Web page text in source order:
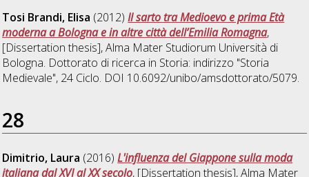
Tosi Brandi, Elisa (2012)Il sarto tra Medioevo e prima Età
moderna a Bologna e in altre città dell’Emilia Romagna,
[Dissertation thesis], Alma Mater Studiorum Università di
Bologna. Dottorato di ricerca in Storia: indirizzo "Storia
Medievale", 24 Ciclo. DOI 10.6092/unibo/amsdottorato/5079.
28
Dimitrio, Laura (2016)L'influenza del Giappone sulla moda
italiana dal XVI al XX secolo, [Dissertation thesis], Alma Mater